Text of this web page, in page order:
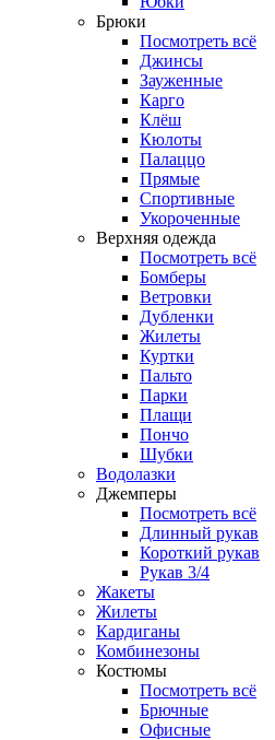
Брюки
Посмотреть всё
Джинсы
Зауженные
Карго
Клёш
Кюлоты
Палаццо
Прямые
Спортивные
Укороченные
Верхняя одежда
Посмотреть всё
Бомберы
Ветровки
Дубленки
Жилеты
Куртки
Пальто
Парки
Плащи
Пончо
Шубки
Водолазки
Джемперы
Посмотреть всё
Длинный рукав
Короткий рукав
Рукав 3/4
Жакеты
Жилеты
Кардиганы
Комбинезоны
Костюмы
Посмотреть всё
Брючные
Офисные